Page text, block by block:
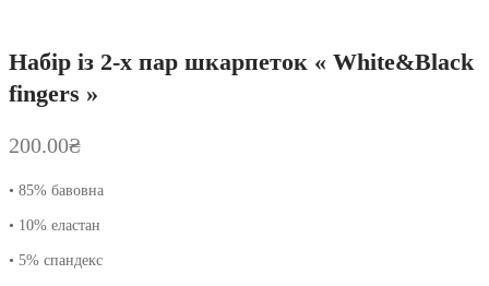
Набір із 2-х пар шкарпеток « White&Black
fingers »
200.00₴
• 85% бавовна
• 10% еластан
• 5% спандекс